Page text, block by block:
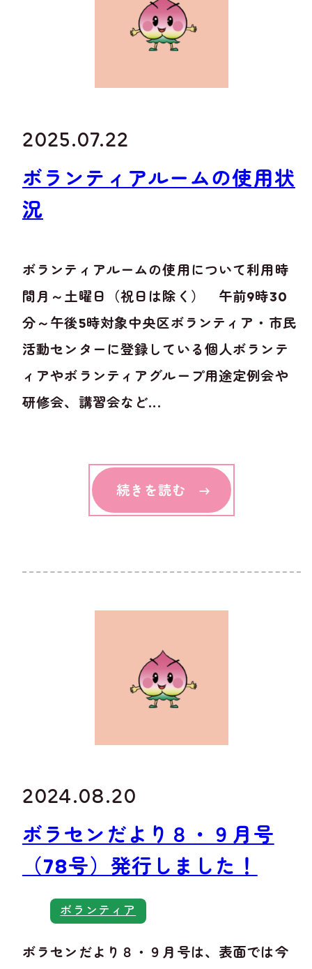
2025.07.22
ボランティアルームの使用状
況
ボランティアルームの使用について利用時
間月～土曜日（祝日は除く） 午前9時30
分～午後5時対象中央区ボランティア・市民
活動センターに登録している個人ボランテ
ィアやボランティアグループ用途定例会や
研修会、講習会など...
続きを読む
2024.08.20
ボラセンだより８・９月号
（78号）発行しました！
ボランティア
ボラセンだより８・９月号は、表面では今